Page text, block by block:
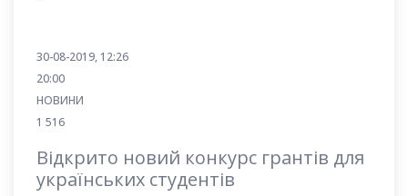
30-08-2019, 12:26
20:00
НОВИНИ
1 516
Відкрито новий конкурс грантів для
українських студентів